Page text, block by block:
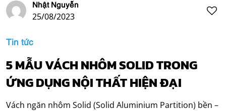
Nhật Nguyễn
25/08/2023
Tin tức
5 MẪU VÁCH NHÔM SOLID TRONG
ỨNG DỤNG NỘI THẤT HIỆN ĐẠI
Vách ngăn nhôm Solid (Solid Aluminium Partition) bền –